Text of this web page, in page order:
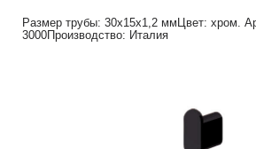
Размер трубы: 30х15х1,2 ммЦвет: хром.
3000Производство: Италия